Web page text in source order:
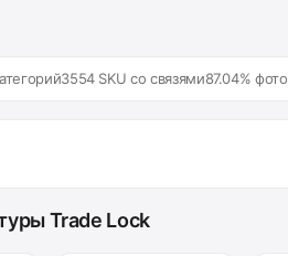
3554 SKU со связями87.04% фото
Trade Lock